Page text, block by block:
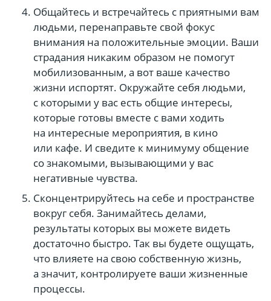
Общайтесь и встречайтесь с приятными вам
людьми, перенаправьте свой фокус
внимания на положительные эмоции. Ваши
страдания никаким образом не помогут
мобилизованным, а вот ваше качество
жизни испортят. Окружайте себя людьми,
с которыми у вас есть общие интересы,
которые готовы вместе с вами ходить
на интересные мероприятия, в кино
или кафе. И сведите к минимуму общение
со знакомыми, вызывающими у вас
негативные чувства.
Сконцентрируйтесь на себе и пространстве
вокруг себя. Занимайтесь делами,
результаты которых вы можете видеть
достаточно быстро. Так вы будете ощущать,
что влияете на свою собственную жизнь,
а значит, контролируете ваши жизненные
процессы.